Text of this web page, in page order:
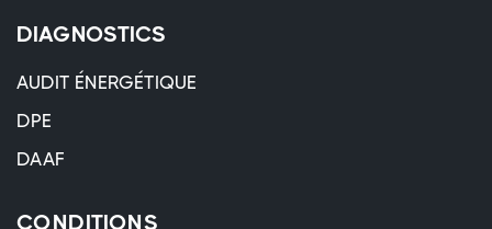
DIAGNOSTICS
AUDIT ÉNERGÉTIQUE
DPE
DAAF
CONDITIONS